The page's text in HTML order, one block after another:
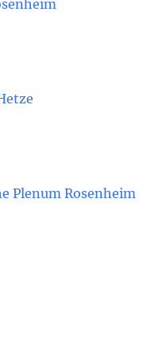
Plenum Rosenheim